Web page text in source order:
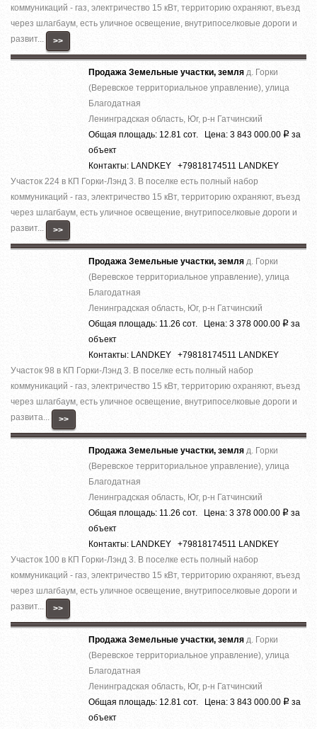
коммуникаций - газ, электричество 15 кВт, территорию охраняют, въезд
через шлагбаум, есть уличное освещение, внутрипоселковые дороги и
развит...
>>
Продажа Земельные участки, земля д. Горки
(Веревское территориальное управление), улица
Благодатная
Ленинградская область, Юг, р-н Гатчинский
Общая площадь: 12.81 сот. Цена: 3 843 000.00 Р за
объект
Контакты: LANDKEY +79818174511 LANDKEY
Участок 224 в КП Горки-Лэнд 3. В поселке есть полный набор
коммуникаций - газ, электричество 15 кВт, территорию охраняют, въезд
через шлагбаум, есть уличное освещение, внутрипоселковые дороги и
развит...
>>
Продажа Земельные участки, земля д. Горки
(Веревское территориальное управление), улица
Благодатная
Ленинградская область, Юг, р-н Гатчинский
Общая площадь: 11.26 сот. Цена: 3 378 000.00 Р за
объект
Контакты: LANDKEY +79818174511 LANDKEY
Участок 98 в КП Горки-Лэнд 3. В поселке есть полный набор
коммуникаций - газ, электричество 15 кВт, территорию охраняют, въезд
через шлагбаум, есть уличное освещение, внутрипоселковые дороги и
развита...
>>
Продажа Земельные участки, земля д. Горки
(Веревское территориальное управление), улица
Благодатная
Ленинградская область, Юг, р-н Гатчинский
Общая площадь: 11.26 сот. Цена: 3 378 000.00 Р за
объект
Контакты: LANDKEY +79818174511 LANDKEY
Участок 100 в КП Горки-Лэнд 3. В поселке есть полный набор
коммуникаций - газ, электричество 15 кВт, территорию охраняют, въезд
через шлагбаум, есть уличное освещение, внутрипоселковые дороги и
развит...
>>
Продажа Земельные участки, земля д. Горки
(Веревское территориальное управление), улица
Благодатная
Ленинградская область, Юг, р-н Гатчинский
Общая площадь: 12.81 сот. Цена: 3 843 000.00 Р за
объект